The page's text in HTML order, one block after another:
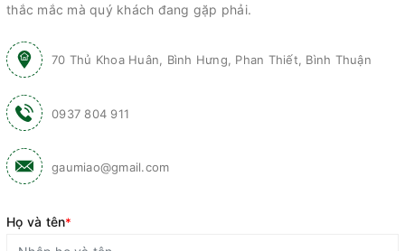
thắc mắc mà quý khách đang gặp phải.
70 Thủ Khoa Huân, Bình Hưng, Phan Thiết, Bình Thuận
0937 804 911
gaumiao@gmail.com
Họ và tên*